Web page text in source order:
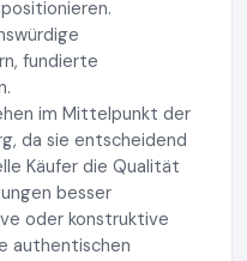
fundierte
im Mittelpunkt der
da sie entscheidend
Käufer die Qualität
besser
oder konstruktive
authentischen